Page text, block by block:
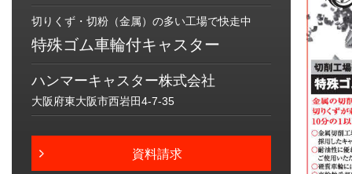
切りくず・切粉（金属）の多い工場で快走中
特殊ゴム車輪付キャスター
ハンマーキャスター株式会社
大阪府東大阪市西岩田4-7-35
資料請求